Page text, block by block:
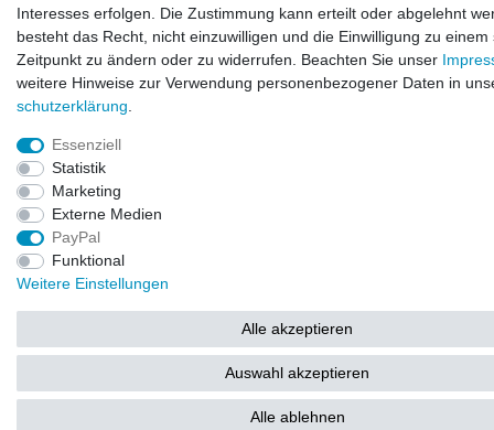
Interesses erfolgen. Die Zustimmung kann erteilt oder abgelehnt
besteht das Recht, nicht einzuwilligen und die Einwilligung zu einem
Zeitpunkt zu ändern oder zu widerrufen. Beachten Sie unser
weitere Hinweise zur Verwendung personenbezogener Daten in
schutz­erklärung
Essenziell
Statistik
Marketing
Externe Medien
PayPal
Funktional
Weitere Einstellungen
Alle akzeptieren
Auswahl akzeptieren
Alle ablehnen